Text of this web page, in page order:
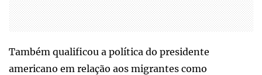
Também qualificou a política do presidente
americano em relação aos migrantes como